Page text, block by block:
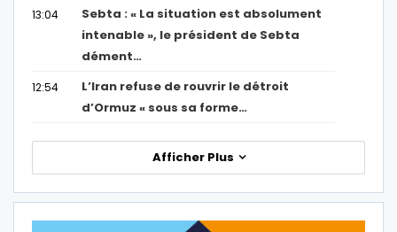
13:04
Sebta : « La situation est absolument
intenable », le président de Sebta
dément…
12:54
L’Iran refuse de rouvrir le détroit
d’Ormuz « sous sa forme…
Afficher Plus